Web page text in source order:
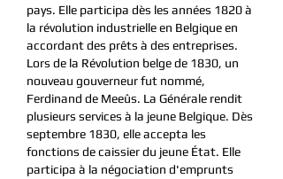
pays. Elle participa dès les années 1820 à
la révolution industrielle en Belgique en
accordant des prêts à des entreprises.
Lors de la Révolution belge de 1830, un
nouveau gouverneur fut nommé,
Ferdinand de Meeûs. La Générale rendit
plusieurs services à la jeune Belgique. Dès
septembre 1830, elle accepta les
fonctions de caissier du jeune État. Elle
participa à la négociation d'emprunts